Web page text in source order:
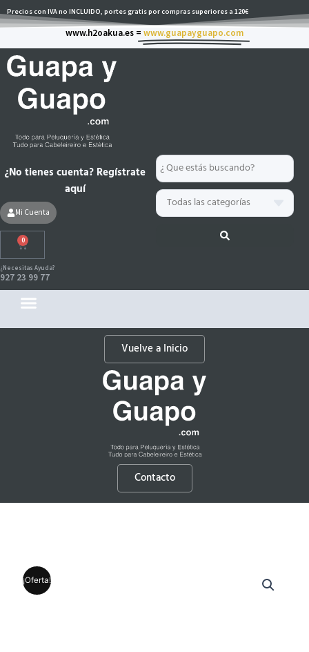
al
Precios con IVA no INCLUIDO, portes gratis por compras superiores a 120€
www.h2oakua.es = www.guapayguapo.com
Search
...
¿No tienes cuenta? Regístrate
aquí
Mi Cuenta
0
Carrito
¿Necesitas Ayuda?
927 23 99 77
Vuelve a Inicio
Contacto
¡Oferta!